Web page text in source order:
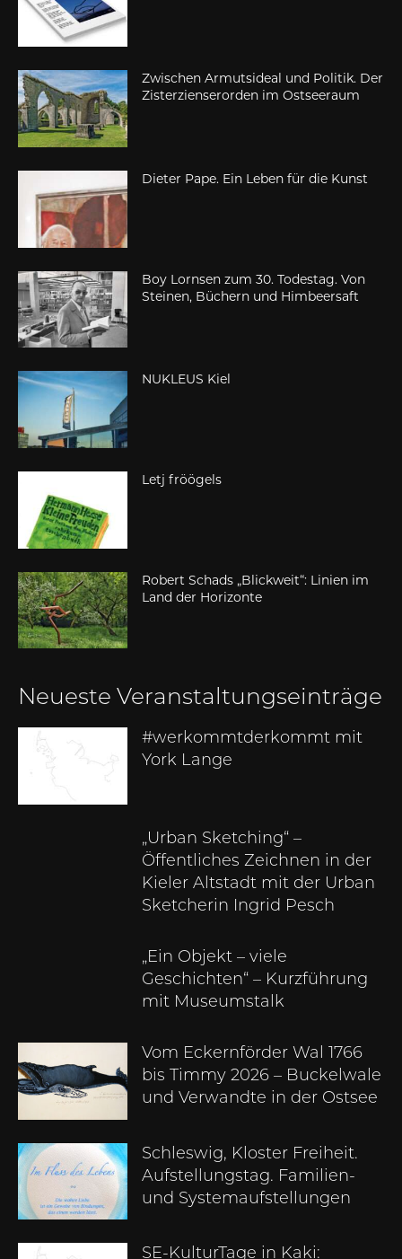
Zwischen Armutsideal und Politik. Der
Zisterzienserorden im Ostseeraum
Dieter Pape. Ein Leben für die Kunst
Boy Lornsen zum 30. Todestag. Von
Steinen, Büchern und Himbeersaft
NUKLEUS Kiel
Letj fröögels
Robert Schads „Blickweit“: Linien im
Land der Horizonte
Neueste Veranstaltungseinträge
#werkommtderkommt mit
York Lange
„Urban Sketching“ –
Öffentliches Zeichnen in der
Kieler Altstadt mit der Urban
Sketcherin Ingrid Pesch
„Ein Objekt – viele
Geschichten“ – Kurzführung
mit Museumstalk
Vom Eckernförder Wal 1766
bis Timmy 2026 – Buckelwale
und Verwandte in der Ostsee
Schleswig, Kloster Freiheit.
Aufstellungstag. Familien-
und Systemaufstellungen
SE-KulturTage in Kaki: